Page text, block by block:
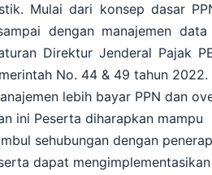
Mulai dari konsep dasar
dengan manajemen
Direktur Jenderal Pajak
No. 44 & 49 tahun 2022.
lebih bayar PPN dan
ini Peserta diharapkan mampu
sehubungan dengan
dapat